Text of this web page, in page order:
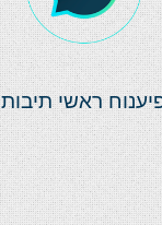
ראשי תיבות